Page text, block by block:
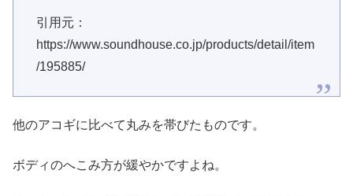
引用元：
https://www.soundhouse.co.jp/products/detail/item
/195885/
他のアコギに比べて丸みを帯びたものです。
ボディのへこみ方が緩やかですよね。